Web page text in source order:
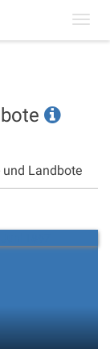
und Landbote